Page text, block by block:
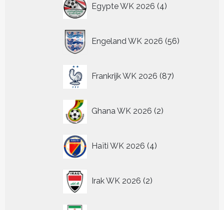
Egypte WK 2026 4
producten
Engeland WK 2026 56
producten
Frankrijk WK 2026 87
producten
Ghana WK 2026 2
producten
Haïti WK 2026 4
producten
Irak WK 2026 2
producten